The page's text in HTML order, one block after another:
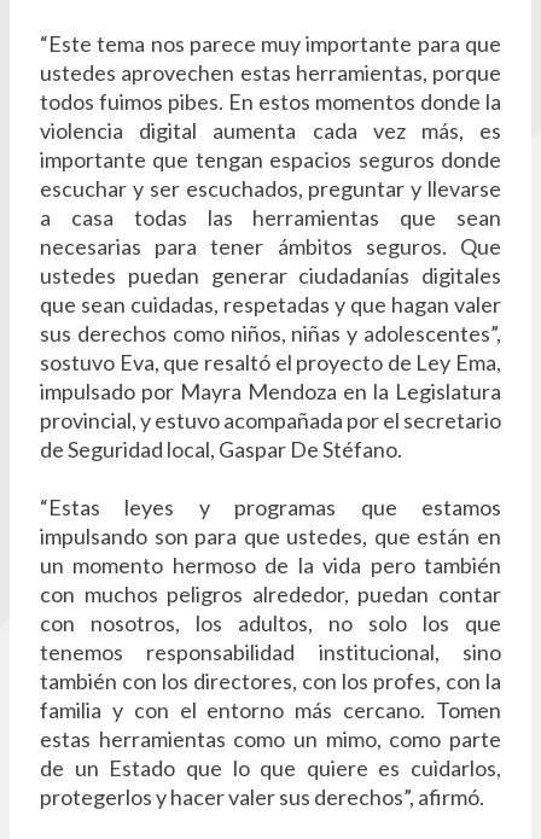
“Este tema nos parece muy importante para que
ustedes aprovechen estas herramientas, porque
todos fuimos pibes. En estos momentos donde la
violencia digital aumenta cada vez más, es
importante que tengan espacios seguros donde
escuchar y ser escuchados, preguntar y llevarse
a casa todas las herramientas que sean
necesarias para tener ámbitos seguros. Que
ustedes puedan generar ciudadanías digitales
que sean cuidadas, respetadas y que hagan valer
sus derechos como niños, niñas y adolescentes”,
sostuvo Eva, que resaltó el proyecto de Ley Ema,
impulsado por Mayra Mendoza en la Legislatura
provincial, y estuvo acompañada por el secretario
de Seguridad local, Gaspar De Stéfano.
“Estas leyes y programas que estamos
impulsando son para que ustedes, que están en
un momento hermoso de la vida pero también
con muchos peligros alrededor, puedan contar
con nosotros, los adultos, no solo los que
tenemos responsabilidad institucional, sino
también con los directores, con los profes, con la
familia y con el entorno más cercano. Tomen
estas herramientas como un mimo, como parte
de un Estado que lo que quiere es cuidarlos,
protegerlos y hacer valer sus derechos”, afirmó.